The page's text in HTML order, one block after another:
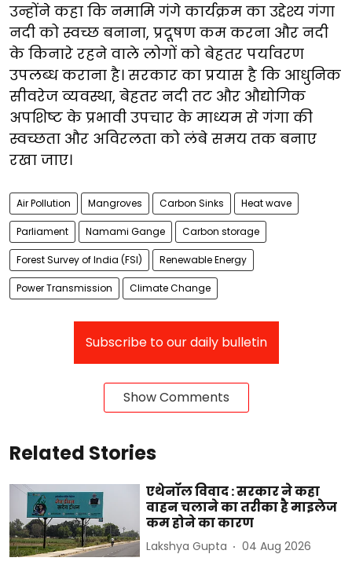
उन्होंने कहा कि नमामि गंगे कार्यक्रम का उद्देश्य गंगा
नदी को स्वच्छ बनाना, प्रदूषण कम करना और नदी
के किनारे रहने वाले लोगों को बेहतर पर्यावरण
उपलब्ध कराना है। सरकार का प्रयास है कि आधुनिक
सीवरेज व्यवस्था, बेहतर नदी तट और औद्योगिक
अपशिष्ट के प्रभावी उपचार के माध्यम से गंगा की
स्वच्छता और अविरलता को लंबे समय तक बनाए
रखा जाए।
Air Pollution Mangroves Carbon Sinks Heat wave
Parliament Namami Gange Carbon storage
Forest Survey of India (FSI) Renewable Energy
Power Transmission Climate Change
Subscribe to our daily bulletin
Show Comments
Related Stories
एथेनॉल विवाद : सरकार ने कहा
वाहन चलाने का तरीका है माइलेज
कम होने का कारण
Lakshya Gupta 04 Aug 2026